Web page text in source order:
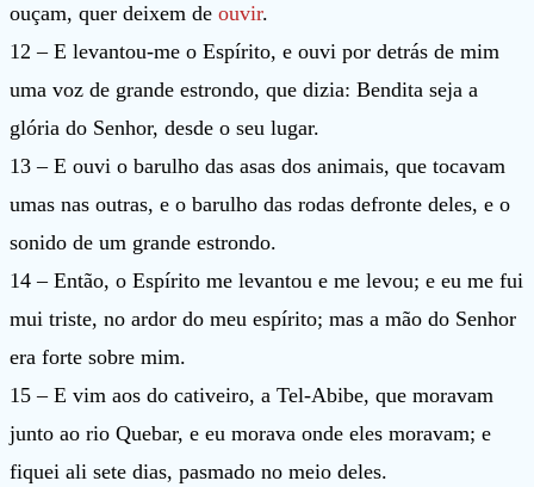
ouçam, quer deixem de ouvir.
12 – E levantou-me o Espírito, e ouvi por detrás de mim
uma voz de grande estrondo, que dizia: Bendita seja a
glória do Senhor, desde o seu lugar.
13 – E ouvi o barulho das asas dos animais, que tocavam
umas nas outras, e o barulho das rodas defronte deles, e o
sonido de um grande estrondo.
14 – Então, o Espírito me levantou e me levou; e eu me fui
mui triste, no ardor do meu espírito; mas a mão do Senhor
era forte sobre mim.
15 – E vim aos do cativeiro, a Tel-Abibe, que moravam
junto ao rio Quebar, e eu morava onde eles moravam; e
fiquei ali sete dias, pasmado no meio deles.